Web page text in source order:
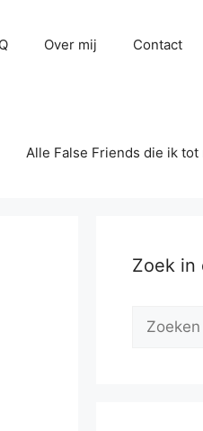
Over mij Contact
Alle False Friends die ik
Zoek in
Zoek